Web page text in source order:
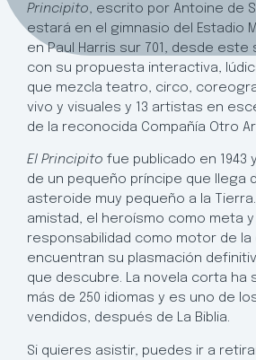
Principito, escrito por Antoine de
estará en el gimnasio del Estadio
en Paul Harris sur 701, desde este
con su propuesta interactiva,
que mezcla teatro, circo,
vivo y visuales y 13 artistas en
de la reconocida Compañía Otro
El Principito fue publicado en 1943
de un pequeño príncipe que llega
asteroide muy pequeño a la
amistad, el heroísmo como meta y
responsabilidad como motor de la
encuentran su plasmación
que descubre. La novela corta ha
más de 250 idiomas y es uno de
vendidos, después de La Biblia.
Si quieres asistir, puedes ir a